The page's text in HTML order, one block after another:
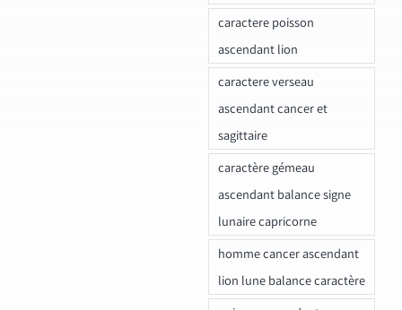
caractere poisson
ascendant lion
caractere verseau
ascendant cancer et
sagittaire
caractère gémeau
ascendant balance signe
lunaire capricorne
homme cancer ascendant
lion lune balance caractère